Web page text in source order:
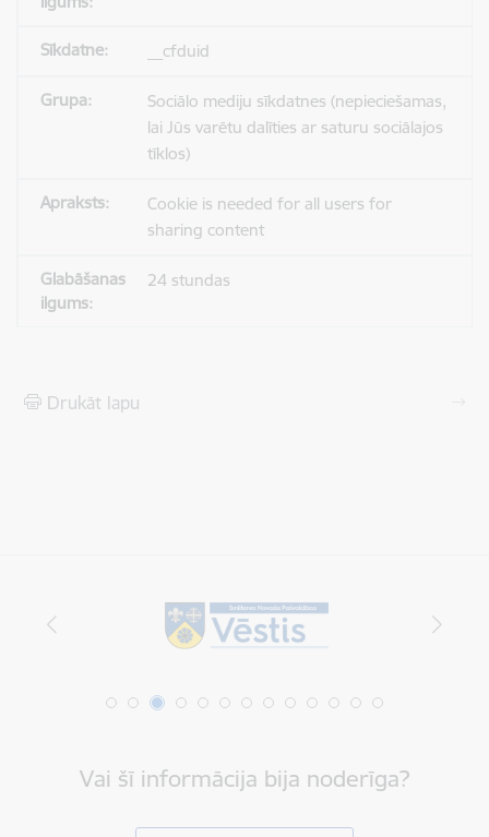
__cfduid
Sociālo mediju sīkdatnes (nepieciešamas,
lai Jūs varētu dalīties ar saturu sociālajos
tīklos)
Cookie is needed for all users for
sharing content
24 stundas
Drukāt lapu
Vai šī informācija bija noderīga?